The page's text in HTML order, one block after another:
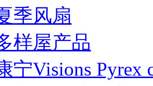
季风扇
样屋产品
宁Visions Pyrex